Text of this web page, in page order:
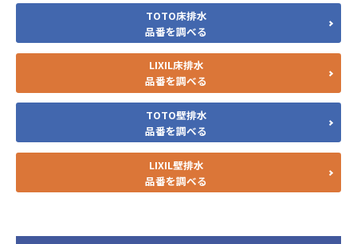
TOTO床排水
品番を調べる
LIXIL床排水
品番を調べる
TOTO壁排水
品番を調べる
LIXIL壁排水
品番を調べる